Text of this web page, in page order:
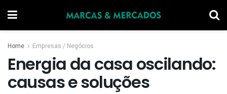
Home Empresas / Negócios
Energia da casa oscilando:
causas e soluções